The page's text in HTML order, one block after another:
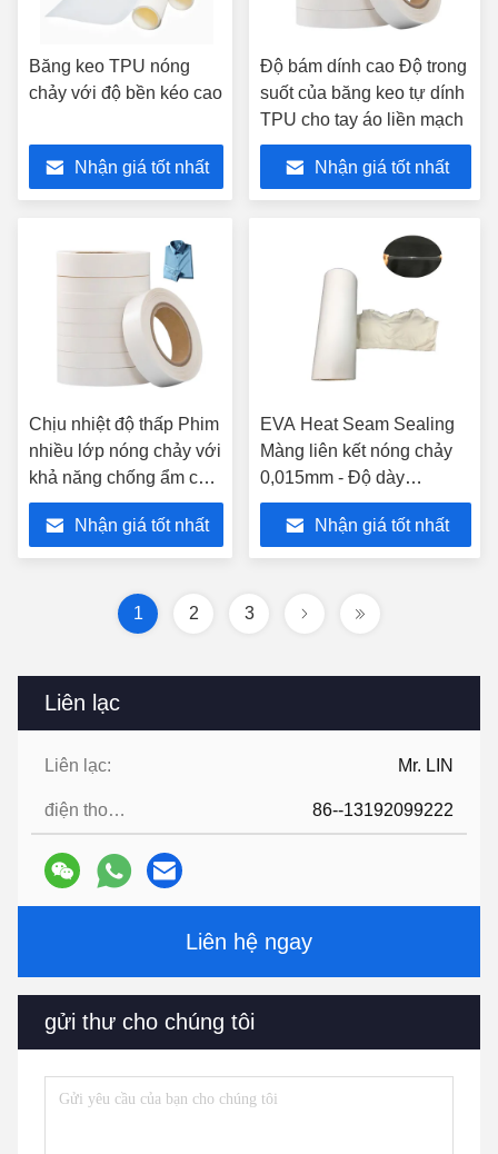
Liên lạc
Liên lạc: Mr. LIN
điện thoại: 86--13192099222
Liên hệ ngay
gửi thư cho chúng tôi
Băng keo TPU nóng
chảy với độ bền kéo cao
Nhận giá tốt nhất
Độ bám dính cao Độ trong
suốt của băng keo tự dính
TPU cho tay áo liền mạch
Nhận giá tốt nhất
Chịu nhiệt độ thấp Phim
nhiều lớp nóng chảy với
khả năng chống ẩm cao
cho ống bọc liền mạch
Nhận giá tốt nhất
EVA Heat Seam Sealing
Màng liên kết nóng chảy
0,015mm - Độ dày
0,25mm
Nhận giá tốt nhất
1 2 3